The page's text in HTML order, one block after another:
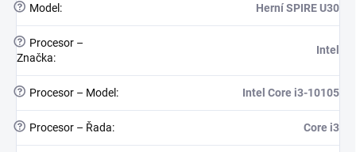
? Model : Herní SPIRE U30
?
Procesor –
Značka:
Intel
? Procesor – Model : Intel Core i3-10105
? Procesor – Řada: Core i3